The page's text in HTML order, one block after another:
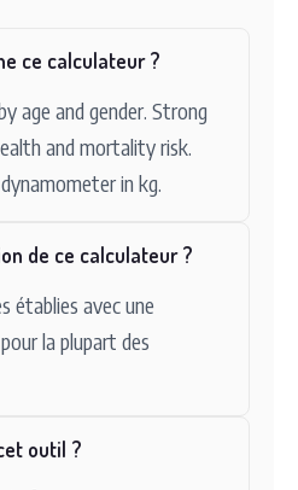
ce calculateur ?
age and gender. Strong
and mortality risk.
in kg.
de ce calculateur ?
établies avec une
la plupart des
outil ?